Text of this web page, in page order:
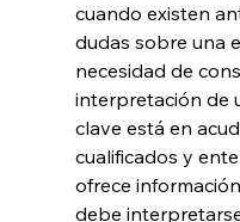
cuando existen
dudas sobre una
necesidad de
interpretación de
clave está en
cualificados y
ofrece
debe